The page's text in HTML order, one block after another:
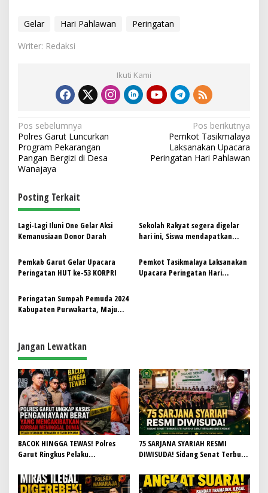
Gelar Hari Pahlawan
Peringatan
Writer: Redaksi
Ikuti Kami
N
a
v
i
g
a
s
i
p
o
s
Pos sebelumnya
Polres Garut Luncurkan
Program Pekarangan
Pangan Bergizi di Desa
Wanajaya
Pos berikutnya
Pemkot Tasikmalaya
Laksanakan Upacara
Peringatan Hari Pahlawan
Posting Terkait
Lagi-Lagi Iluni One Gelar Aksi
Kemanusiaan Donor Darah
Sekolah Rakyat segera digelar
hari ini, Siswa mendapatkan
Pemkab Garut Gelar Upacara
Peringatan HUT ke-53 KORPRI
Pemkot Tasikmalaya Laksanakan
Upacara Peringatan Hari
Peringatan Sumpah Pemuda 2024
Kabupaten Purwakarta, Maju
Jangan Lewatkan
BACOK HINGGA TEWAS! Polres
Garut Ringkus Pelaku
Banyuresmi, Terancam 10 Tahun
Penjara
75 SARJANA SYARIAH RESMI
DIWISUDA! Sidang Senat Terbuka
Khidmat, Siapkan Lulusan
Berdaya Saing dan Berintegritas